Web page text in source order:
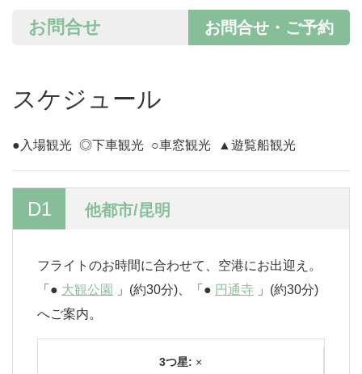
お問合せ・ご予約
お問合せ
スケジュール
●入場観光 ◎下車観光 ○車窓観光 ▲遊覧船観光
D1 他都市/昆明
フライトのお時間に合わせて、空港にお出迎え。
「● 大観公園 」(約30分)、「● 円通寺 」(約30分)
へご案内。
3つ星: ×